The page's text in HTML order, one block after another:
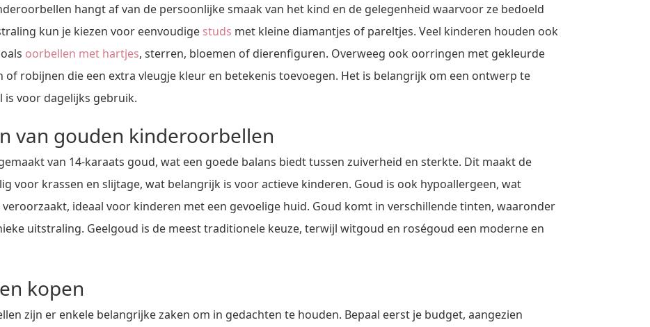
hangt af van de persoonlijke smaak van het kind en de gelegenheid waarvoor ze bedoeld
kun je kiezen voor eenvoudige studs met kleine diamantjes of pareltjes. Veel kinderen houden ook
oorbellen met hartjes, sterren, bloemen of dierenfiguren. Overweeg ook oorringen met gekleurde
of robijnen die een extra vleugje kleur en betekenis toevoegen. Het is belangrijk om een ontwerp te
voor dagelijks gebruik.
van gouden kinderoorbellen
van 14-karaats goud, wat een goede balans biedt tussen zuiverheid en sterkte. Dit maakt de
voor krassen en slijtage, wat belangrijk is voor actieve kinderen. Goud is ook hypoallergeen, wat
ideaal voor kinderen met een gevoelige huid. Goud komt in verschillende tinten, waaronder
uitstraling. Geelgoud is de meest traditionele keuze, terwijl witgoud en roségoud een moderne en
kopen
zijn er enkele belangrijke zaken om in gedachten te houden. Bepaal eerst je budget, aangezien